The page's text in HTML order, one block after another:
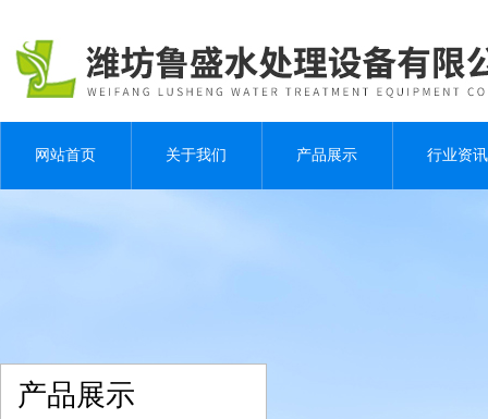
网站首页 关于我们 产品展示 行业资讯
产品展示